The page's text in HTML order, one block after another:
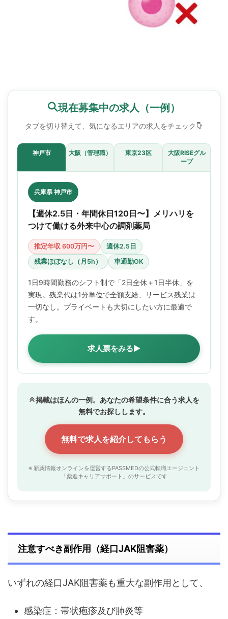
現在募集中の求人（一例）
タブを切り替えて、気になるエリアの求人をチェック
神戸市 大阪（管理職） 東京23区
大阪RISEグル
ープ
兵庫県 神戸市
【週休2.5日・年間休日120日〜】メリハリを
つけて働ける外来中心の調剤薬局
推定年収 600万円〜
週休2.5日
残業ほぼなし（月5h）
車通勤OK
1日9時間勤務のシフト制で「2日全休＋1日半休」を
実現。残業代は1分単位で全額支給、サービス残業は
一切なし。プライベートも大切にしたい方に最適で
す。
求人票をみる▶
掲載はほんの一例。あなたの希望条件に合う求人を
無料でお探しします。
無料で求人を紹介してもらう
※ 新薬情報オンラインを運営するPASSMEDの公式転職エージェント
「薬進キャリアサポート」のサービスです
注意すべき副作用（経口JAK阻害薬）
いずれの経口JAK阻害薬も重大な副作用として、
感染症：帯状疱疹及び肺炎等